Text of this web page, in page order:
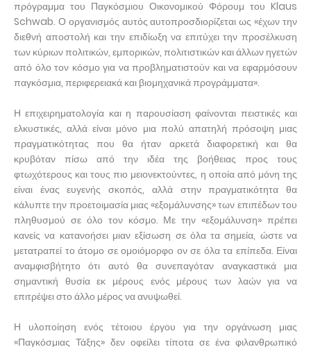
πρόγραμμα του Παγκόσμιου Οικονομικού Φόρουμ του Klaus
Schwab. Ο οργανισμός αυτός αυτοπροσδιορίζεται ως «έχων την
διεθνή αποστολή και την επιδίωξη να επιτύχει την προσέλκυση
των κύριων πολιτικών, εμπορικών, πολιτιστικών και άλλων ηγετών
από όλο τον κόσμο για να προβληματιστούν και να εφαρμόσουν
παγκόσμια, περιφερειακά και βιομηχανικά προγράμματα».
Η επιχειρηματολογία και η παρουσίαση φαίνονται πειστικές και
ελκυστικές, αλλά είναι μόνο μια πολύ απατηλή πρόσοψη μιας
πραγματικότητας που θα ήταν αρκετά διαφορετική και θα
κρυβόταν πίσω από την ιδέα της βοήθειας προς τους
φτωχότερους και τους πιο μειονεκτούντες, η οποία από μόνη της
είναι ένας ευγενής σκοπός, αλλά στην πραγματικότητα θα
κάλυπτε την προετοιμασία μιας «εξομάλυνσης» των επιπέδων του
πληθυσμού σε όλο τον κόσμο. Με την «εξομάλυνση» πρέπει
κανείς να κατανοήσει μιαν εξίσωση σε όλα τα σημεία, ώστε να
μετατραπεί το άτομο σε ομοιόμορφο ον σε όλα τα επίπεδα. Είναι
αναμφισβήτητο ότι αυτό θα συνεπαγόταν αναγκαστικά μια
σημαντική θυσία εκ μέρους ενός μέρους των λαών για να
επιτρέψει στο άλλο μέρος να ανυψωθεί.
Η υλοποίηση ενός τέτοιου έργου για την οργάνωση μιας
«Παγκόσμιας Τάξης» δεν οφείλει τίποτα σε ένα φιλανθρωπικό